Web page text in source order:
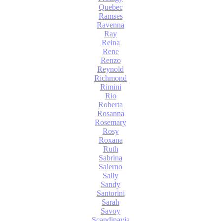
Quebec
Ramses
Ravenna
Ray
Reina
Rene
Renzo
Reynold
Richmond
Rimini
Rio
Roberta
Rosanna
Rosemary
Rosy
Roxana
Ruth
Sabrina
Salerno
Sally
Sandy
Santorini
Sarah
Savoy